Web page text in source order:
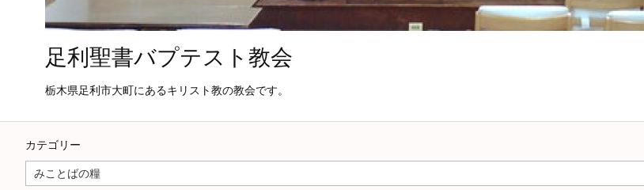
足利聖書バプテスト教会
栃木県足利市大町にあるキリスト教の教会です。
カテゴリー
テ